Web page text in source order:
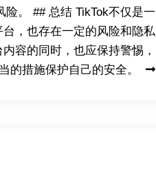
险。 ## 总结 TikTok不仅是一
，也存在一定的风险和隐私
容的同时，也应保持警惕，
的措施保护自己的安全。